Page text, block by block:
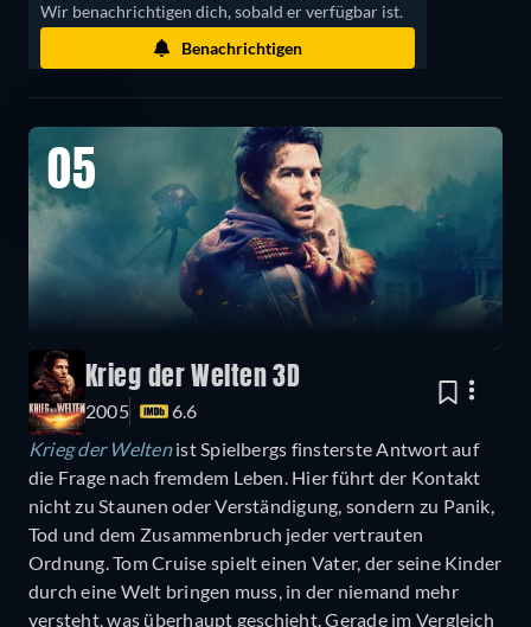
Wir benachrichtigen dich, sobald er verfügbar ist.
Benachrichtigen
05
Krieg der Welten 3D
2005
6.6
Krieg der Weltenist Spielbergs finsterste Antwort auf
die Frage nach fremdem Leben. Hier führt der Kontakt
nicht zu Staunen oder Verständigung, sondern zu Panik,
Tod und dem Zusammenbruch jeder vertrauten
Ordnung. Tom Cruise spielt einen Vater, der seine Kinder
durch eine Welt bringen muss, in der niemand mehr
versteht, was überhaupt geschieht. Gerade im Vergleich